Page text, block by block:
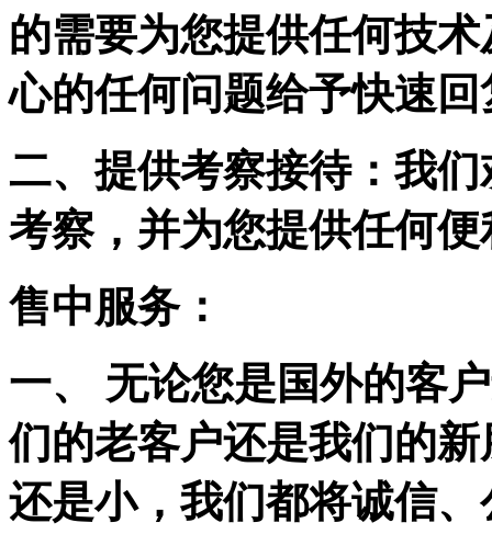
的需要为您提供任何技
心的任何问题给予快速
二、提供考察接待：我
考察，并为您提供任何
售中服务：
一、 无论您是国外的客
们的老客户还是我们的
还是小，我们都将诚信